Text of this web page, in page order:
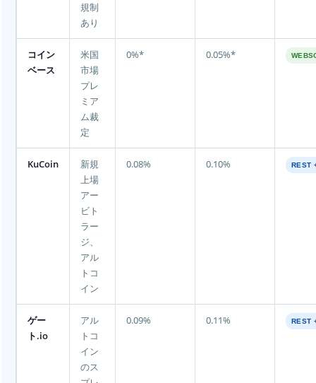
規制
あり
コイン
ベース
米国
市場
プレ
ミア
ム裁
定
0%* 0.05%*
KuCoin
新規
上場
アー
ビト
ラー
ジ、
アル
トコ
イン
0.08% 0.10% REST
ゲー
ト.io
アル
トコ
イン
のス
0.09% 0.11% REST